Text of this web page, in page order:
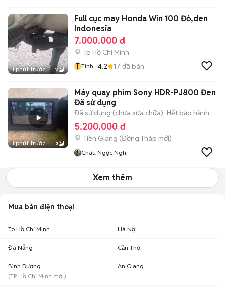
1 phút trước 2
Full cục may Honda Win 100 Đỏ,den
Indonesia
7.000.000 đ
Tp Hồ Chí Minh
T Tinh 4.2 17 đã bán
1 phút trước 3
Máy quay phim Sony HDR-PJ800 Đen
Đã sử dụng
Đã sử dụng (chưa sửa chữa) Hết bảo hành
5.200.000 đ
Tiền Giang (Đồng Tháp mới)
Châu Ngọc Nghi
Xem thêm
Mua bán điện thoại
Tp Hồ Chí Minh Hà Nội
Đà Nẵng Cần Thơ
Bình Dương
(TP Hồ Chí Minh mới)
An Giang